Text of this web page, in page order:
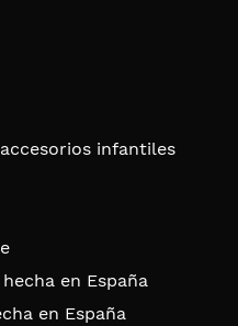
infantiles
en España
en España